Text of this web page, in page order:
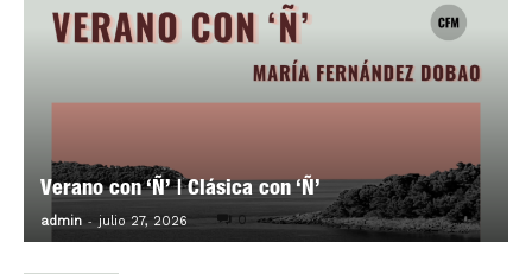
Verano con ‘Ñ’ | Clásica con ‘Ñ’
admin - julio 27, 2026 0